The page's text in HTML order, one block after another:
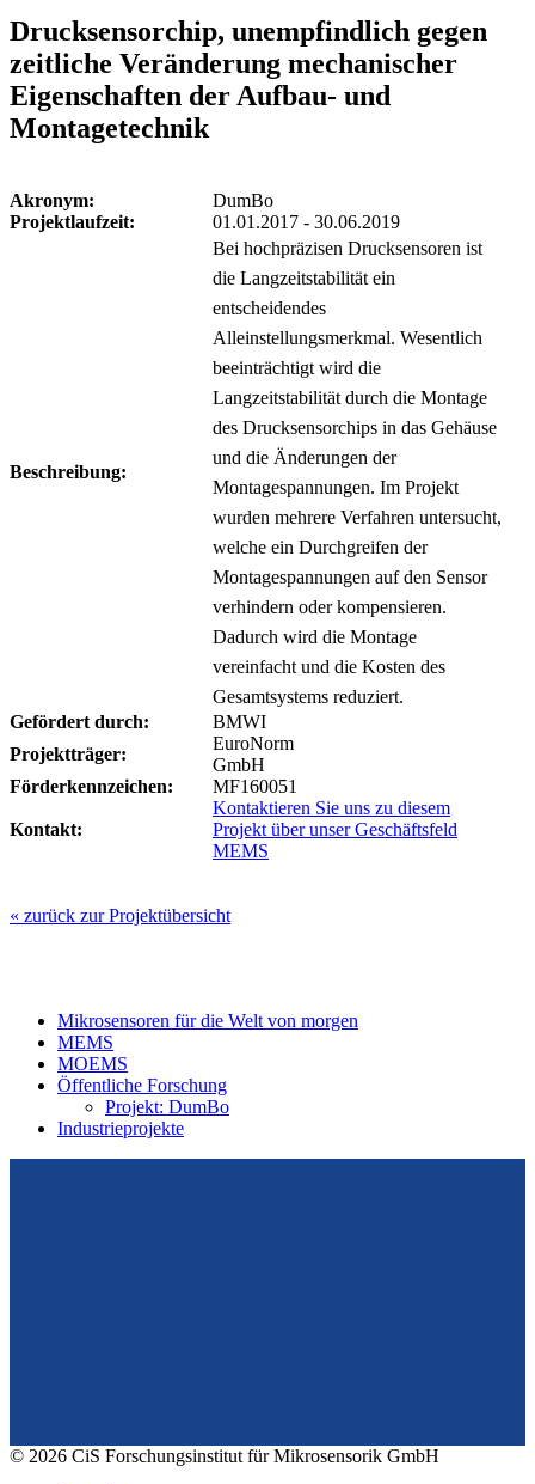
Drucksensorchip, unempfindlich gegen
zeitliche Veränderung mechanischer
Eigenschaften der Aufbau- und
Montagetechnik
Akronym:
DumBo
Projektlaufzeit:
01.01.2017 - 30.06.2019
Beschreibung:
Bei hochpräzisen Drucksensoren ist
die Langzeitstabilität ein
entscheidendes
Alleinstellungsmerkmal. Wesentlich
beeinträchtigt wird die
Langzeitstabilität durch die Montage
des Drucksensorchips in das Gehäuse
und die Änderungen der
Montagespannungen. Im Projekt
wurden mehrere Verfahren untersucht,
welche ein Durchgreifen der
Montagespannungen auf den Sensor
verhindern oder kompensieren.
Dadurch wird die Montage
vereinfacht und die Kosten des
Gesamtsystems reduziert.
Gefördert durch:
BMWI
Projektträger:
EuroNorm
GmbH
Förderkennzeichen:
MF160051
Kontakt:
Kontaktieren Sie uns zu diesem
Projekt über unser Geschäftsfeld
MEMS
« zurück zur Projektübersicht
Mikrosensoren für die Welt von morgen
MEMS
MOEMS
Öffentliche Forschung
Projekt: DumBo
Industrieprojekte
© 2026 CiS Forschungsinstitut für Mikrosensorik GmbH